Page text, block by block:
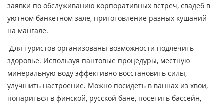
заявки по обслуживанию корпоративных встреч, свадеб в
уютном банкетном зале, приготовление разных кушаний
на мангале.
Для туристов организованы возможности подлечить
здоровье. Используя пантовые процедуры, местную
минеральную воду эффективно восстановить силы,
улучшить настроение. Можно посидеть в ваннах из хвои,
попариться в финской, русской бане, посетить бассейн,